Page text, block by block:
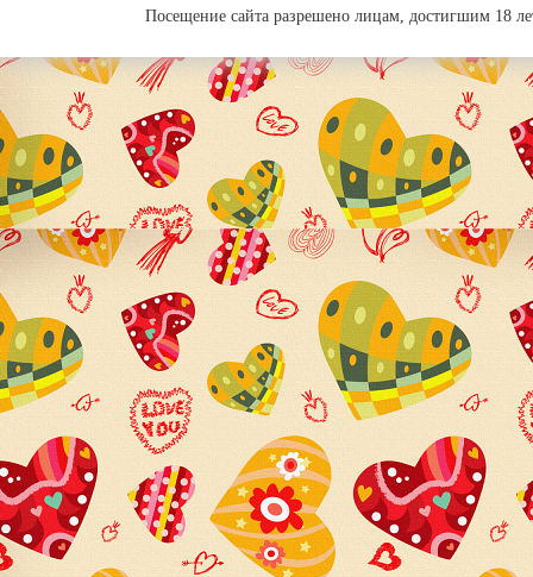
Посещение сайта разрешено лицам, достигшим 18